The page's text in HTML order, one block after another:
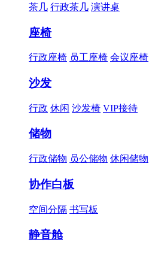
茶几 行政茶几 演讲桌
座椅
行政座椅 员工座椅 会议座椅
沙发
行政 休闲 沙发椅 VIP接待
储物
行政储物 员公储物 休闲储物
协作白板
空间分隔 书写板
静音舱